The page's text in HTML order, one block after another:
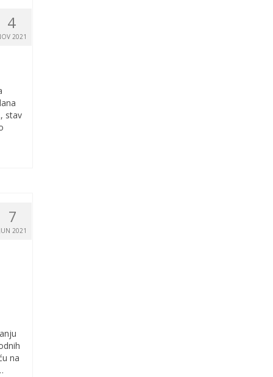
4
2021
stav
7
JUN 2021
na